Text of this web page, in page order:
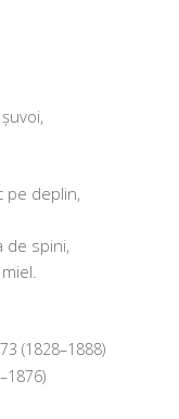
pe deplin,
de spini,
(1828–1888)